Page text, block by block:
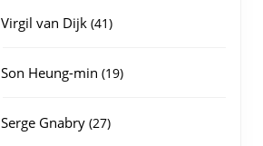
Virgil van Dijk 4141
Son Heung-min 1919
Serge Gnabry 2727